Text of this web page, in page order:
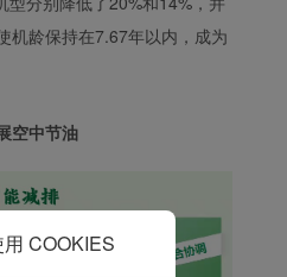
机龄保持在7.67年以内，成为
空中节油
COOKIES
中的优惠信
置这些
航空和第三
的内容和广告
即表示您同意
营销Cookie。
，我们将不会